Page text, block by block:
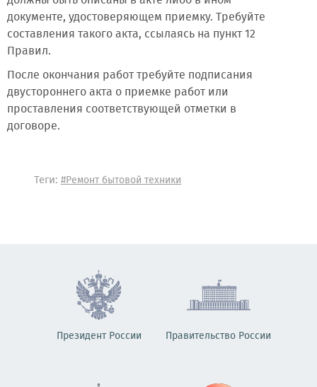
документе, удостоверяющем приемку. Требуйте
составления такого акта, ссылаясь на пункт 12
Правил.
После окончания работ требуйте подписания
двустороннего акта о приемке работ или
проставления соответствующей отметки в
договоре.
Теги: #Ремонт бытовой техники
Президент России Правительство России